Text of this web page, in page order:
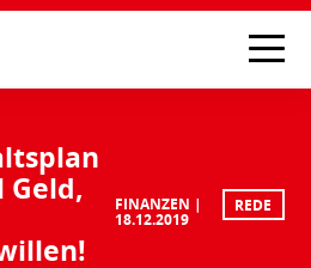
Geld,
FINANZEN
18.12.2019
REDE